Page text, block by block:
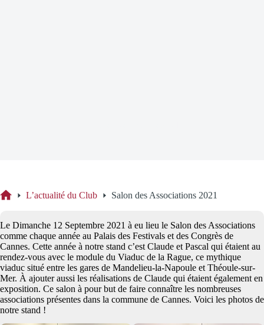
L’actualité du Club Salon des Associations 2021
Le Dimanche 12 Septembre 2021 à eu lieu le Salon des Associations
comme chaque année au Palais des Festivals et des Congrès de
Cannes. Cette année à notre stand c’est Claude et Pascal qui étaient au
rendez-vous avec le module du Viaduc de la Rague, ce mythique
viaduc situé entre les gares de Mandelieu-la-Napoule et Théoule-sur-
Mer. À ajouter aussi les réalisations de Claude qui étaient également en
exposition. Ce salon à pour but de faire connaître les nombreuses
associations présentes dans la commune de Cannes. Voici les photos de
notre stand !